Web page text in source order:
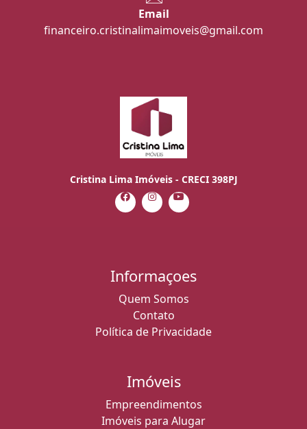
Email
financeiro.cristinalimaimoveis@gmail.com
Cristina Lima Imóveis - CRECI 398PJ
Informaçoes
Quem Somos
Contato
Política de Privacidade
Imóveis
Empreendimentos
Imóveis para Alugar